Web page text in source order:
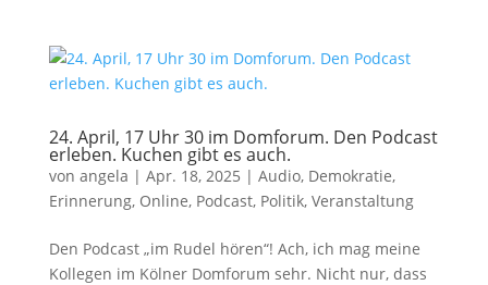
24. April, 17 Uhr 30 im Domforum. Den Podcast
erleben. Kuchen gibt es auch.
von angela | Apr. 18, 2025 | Audio, Demokratie,
Erinnerung, Online, Podcast, Politik, Veranstaltung
Den Podcast „im Rudel hören“! Ach, ich mag meine
Kollegen im Kölner Domforum sehr. Nicht nur, dass